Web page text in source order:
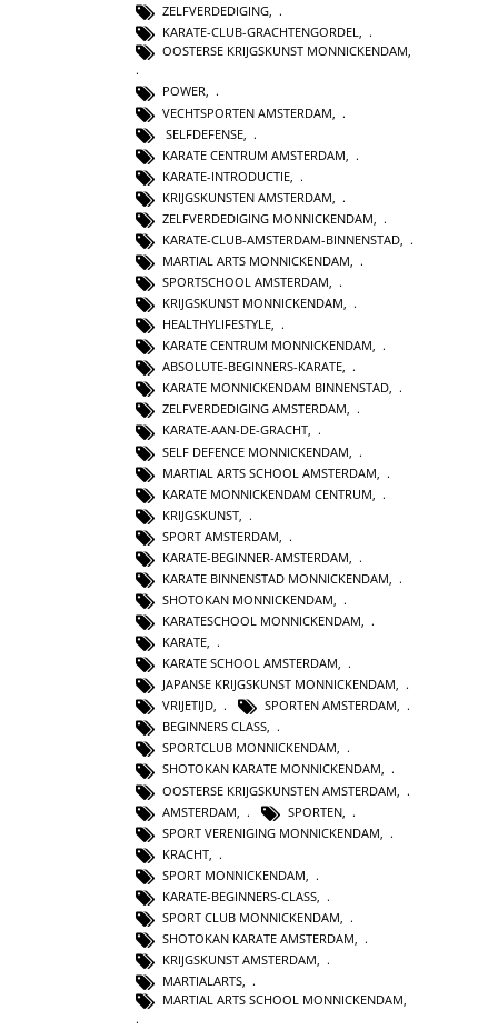
ZELFVERDEDIGING,
KARATE-CLUB-GRACHTENGORDEL,
OOSTERSE KRIJGSKUNST MONNICKENDAM,
POWER,
VECHTSPORTEN AMSTERDAM
SELFDEFENSE
KARATE CENTRUM AMSTERDAM
KARATE-INTRODUCTIE
KRIJGSKUNSTEN AMSTERDAM
ZELFVERDEDIGING MONNICKENDAM
KARATE-CLUB-AMSTERDAM-BINNENSTAD
MARTIAL ARTS MONNICKENDAM
SPORTSCHOOL AMSTERDAM,
KRIJGSKUNST MONNICKENDAM,
HEALTHYLIFESTYLE,
KARATE CENTRUM MONNICKENDAM,
ABSOLUTE-BEGINNERS-KARATE,
KARATE MONNICKENDAM BINNENSTAD,
ZELFVERDEDIGING AMSTERDAM,
KARATE-AAN-DE-GRACHT,
SELF DEFENCE MONNICKENDAM
MARTIAL ARTS SCHOOL AMSTERDAM
KARATE MONNICKENDAM CENTRUM
KRIJGSKUNST
SPORT AMSTERDAM
KARATE-BEGINNER-AMSTERDAM
KARATE BINNENSTAD MONNICKENDAM
SHOTOKAN MONNICKENDAM
KARATESCHOOL MONNICKENDAM,
KARATE,
KARATE SCHOOL AMSTERDAM,
JAPANSE KRIJGSKUNST MONNICKENDAM,
VRIJETIJD, SPORTEN AMSTERDAM,
BEGINNERS CLASS,
SPORTCLUB MONNICKENDAM,
SHOTOKAN KARATE MONNICKENDAM,
OOSTERSE KRIJGSKUNSTEN AMSTERDAM
AMSTERDAM
SPORTEN,
SPORT VERENIGING MONNICKENDAM
KRACHT
SPORT MONNICKENDAM
KARATE-BEGINNERS-CLASS
SPORT CLUB MONNICKENDAM
SHOTOKAN KARATE AMSTERDAM
KRIJGSKUNST AMSTERDAM,
MARTIALARTS,
MARTIAL ARTS SCHOOL MONNICKENDAM,